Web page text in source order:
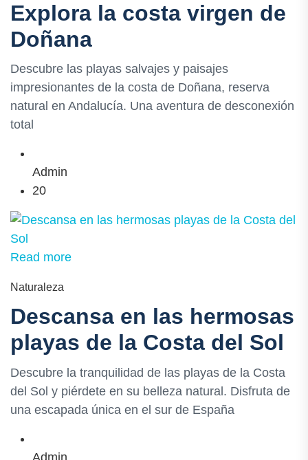
Explora la costa virgen de
Doñana
Descubre las playas salvajes y paisajes
impresionantes de la costa de Doñana, reserva
natural en Andalucía. Una aventura de desconexión
total
Admin
20
Read more
Naturaleza
Descansa en las hermosas
playas de la Costa del Sol
Descubre la tranquilidad de las playas de la Costa
del Sol y piérdete en su belleza natural. Disfruta de
una escapada única en el sur de España
Admin